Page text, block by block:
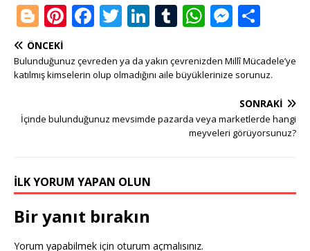
Bl
o
g
g
r
Pi
te
r
st
F
c
e
o
k
T
it
te
Li
k
e
n
T
m
bl
W
at
s
p
M
ss
e
n
g
e
ar
e
ÖNCEKI
Bulunduğunuz çevreden ya da yakın çevrenizden Millî Mücadele’ye
katılmış kimselerin olup olmadığını aile büyüklerinize sorunuz.
SONRAKI
İçinde bulunduğunuz mevsimde pazarda veya marketlerde hangi
meyveleri görüyorsunuz?
İLK YORUM YAPAN OLUN
Bir yanıt bırakın
Yorum yapabilmek için oturum açmalısınız.